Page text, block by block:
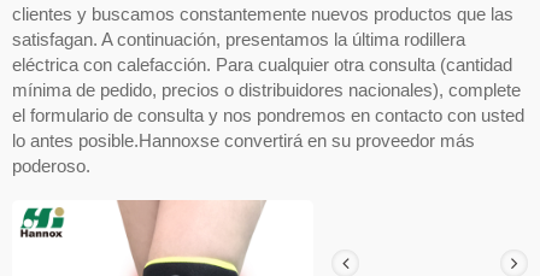
clientes y buscamos constantemente nuevos productos que las
satisfagan. A continuación, presentamos la última rodillera
eléctrica con calefacción. Para cualquier otra consulta (cantidad
mínima de pedido, precios o distribuidores nacionales), complete
el formulario de consulta y nos pondremos en contacto con usted
lo antes posible.Hannoxse convertirá en su proveedor más
poderoso.